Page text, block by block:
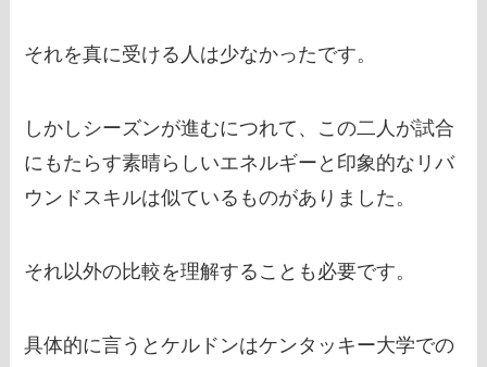
それを真に受ける人は少なかったです。
しかしシーズンが進むにつれて、この二人が試合
にもたらす素晴らしいエネルギーと印象的なリバ
ウンドスキルは似ているものがありました。
それ以外の比較を理解することも必要です。
具体的に言うとケルドンはケンタッキー大学での